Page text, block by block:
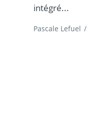
intégré...
Pascale Lefuel /